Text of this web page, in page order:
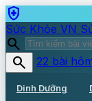
health_and_safety
Sức Khỏe VN
search
search
22 bài
Dinh Dưỡng